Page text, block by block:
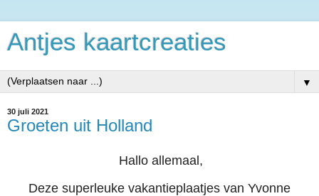
Antjes kaartcreaties
▼
30 juli 2021
Groeten uit Holland
Hallo allemaal,
Deze superleuke vakantieplaatjes van Yvonne